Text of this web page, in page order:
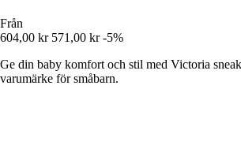
Från
604,00 kr 571,00 kr -5%
Ge din baby komfort och stil med Victoria
varumärke för småbarn.